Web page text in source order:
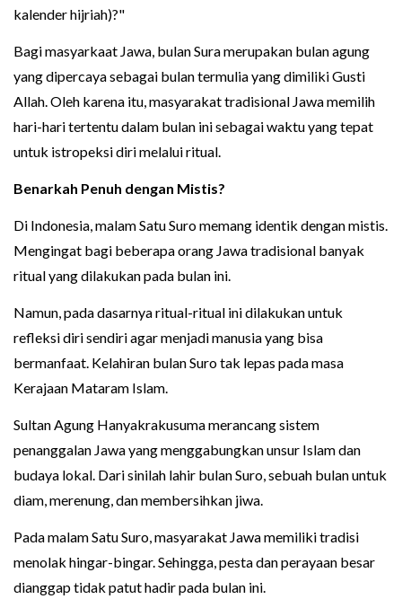
kalender hijriah)?"
Bagi masyarkaat Jawa, bulan Sura merupakan bulan agung
yang dipercaya sebagai bulan termulia yang dimiliki Gusti
Allah. Oleh karena itu, masyarakat tradisional Jawa memilih
hari-hari tertentu dalam bulan ini sebagai waktu yang tepat
untuk istropeksi diri melalui ritual.
Benarkah Penuh dengan Mistis?
Di Indonesia, malam Satu Suro memang identik dengan mistis.
Mengingat bagi beberapa orang Jawa tradisional banyak
ritual yang dilakukan pada bulan ini.
Namun, pada dasarnya ritual-ritual ini dilakukan untuk
refleksi diri sendiri agar menjadi manusia yang bisa
bermanfaat. Kelahiran bulan Suro tak lepas pada masa
Kerajaan Mataram Islam.
Sultan Agung Hanyakrakusuma merancang sistem
penanggalan Jawa yang menggabungkan unsur Islam dan
budaya lokal. Dari sinilah lahir bulan Suro, sebuah bulan untuk
diam, merenung, dan membersihkan jiwa.
Pada malam Satu Suro, masyarakat Jawa memiliki tradisi
menolak hingar-bingar. Sehingga, pesta dan perayaan besar
dianggap tidak patut hadir pada bulan ini.